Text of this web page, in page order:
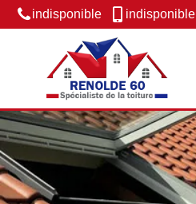
indisponible indisponible